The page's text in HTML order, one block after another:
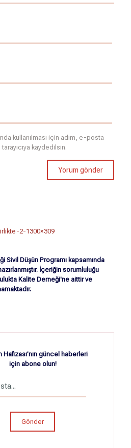
kullanılması için adım, e-posta
kaydedilsin.
Sivil Düşün Programı kapsamında
İçeriğin sorumluluğu
Kalite Derneği'ne aittir ve
Hafızası’nın güncel haberleri
için abone olun!